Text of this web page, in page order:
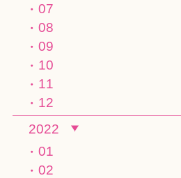
07
08
09
10
11
12
2022
01
02